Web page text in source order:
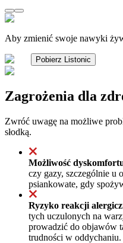
Aby zmienić swoje nawyki
Pobierz Listonic
Zagrożenia dla
Zwróć uwagę na możliwe
słodką.
Możliwość
czy gazy, szczególnie u
psiankowate, gdy
Ryzyko reakcji
tych uczulonych na
prowadzić do objawów
trudności w oddychaniu.